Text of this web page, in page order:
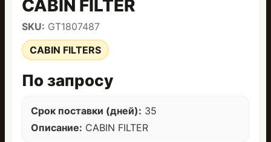
CABIN FILTER
SKU: GT1807487
CABIN FILTERS
По запросу
Срок поставки (дней): 35
Описание: CABIN FILTER